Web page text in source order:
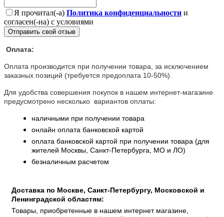
Я прочитал(-а) Политика конфиденциальности и
согласен(-на) с условиями
Отправить свой отзыв
Оплата:
Оплата производится при получении товара, за исключением
заказных позиций (требуется предоплата 10-50%).
Для удобства совершения покупок в нашем интернет-магазине
предусмотрено несколько вариантов оплаты:
наличными при получении товара
онлайн оплата банковской картой
оплата банковской картой при получении товара (для
жителей Москвы, Санкт-Петербурга, МО и ЛО)
безналичным расчетом
Доставка по Москве, Санкт-Петербургу, Московской и
Ленинградской областям:
Товары, приобретенные в нашем интернет магазине,